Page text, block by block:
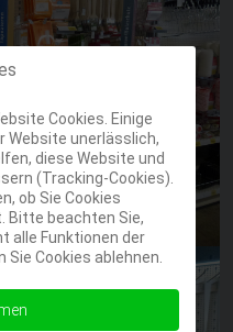
Cookies. Einige
Website unerlässlich,
diese Website und
(Tracking-Cookies).
ob Sie Cookies
Bitte beachten Sie,
alle Funktionen der
Cookies ablehnen.